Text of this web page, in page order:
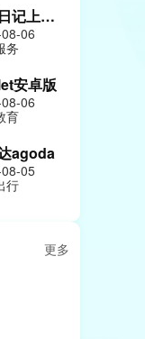
胶囊日记上善版
06
务
安卓版
06
育
agoda
05
行
更多